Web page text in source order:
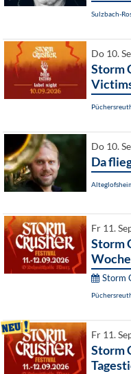
Sulzbach-
Do 10.
Storm
Do 10.
Da
Fr 11.
Storm
Storm
Fr 11.
Storm